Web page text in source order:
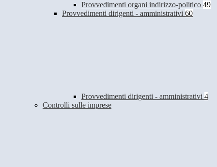
Provvedimenti organi indirizzo-politico 49
Provvedimenti dirigenti - amministrativi 60
Provvedimenti dirigenti - amministrativi 4
Controlli sulle imprese